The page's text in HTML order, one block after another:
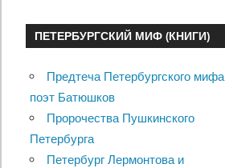
ПЕТЕРБУРГСКИЙ МИФ (КНИГИ)
Предтеча Петербургского мифа
поэт Батюшков
Пророчества Пушкинского
Петербурга
Петербург Лермонтова и